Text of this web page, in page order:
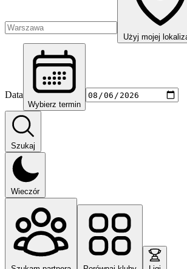
Użyj mojej
Data
Wybierz termin
Szukaj
Wieczór